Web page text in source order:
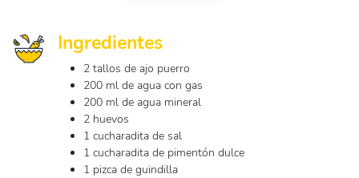
Ingredientes
2 tallos de ajo puerro
200 ml de agua con gas
200 ml de agua mineral
2 huevos
1 cucharadita de sal
1 cucharadita de pimentón dulce
1 pizca de guindilla